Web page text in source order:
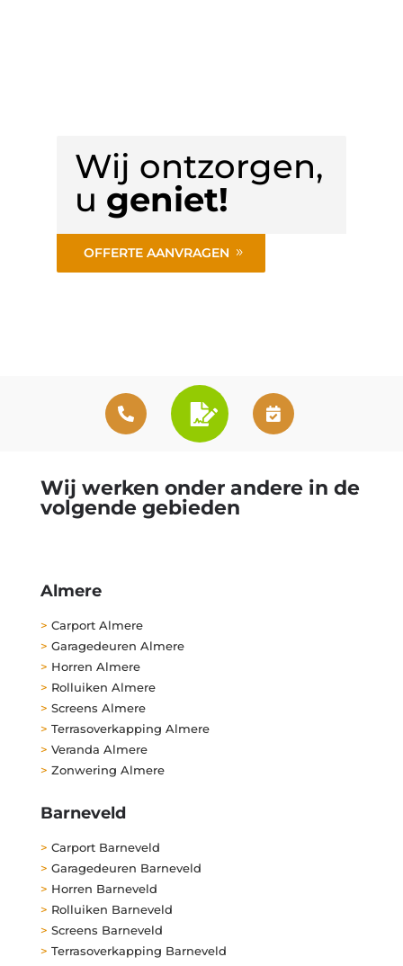
Wij ontzorgen,
u geniet!
OFFERTE AANVRAGEN
Wij werken onder andere in de
volgende gebieden
Almere
> Carport Almere
> Garagedeuren Almere
> Horren Almere
> Rolluiken Almere
> Screens Almere
> Terrasoverkapping Almere
> Veranda Almere
> Zonwering Almere
Barneveld
> Carport Barneveld
> Garagedeuren Barneveld
> Horren Barneveld
> Rolluiken Barneveld
> Screens Barneveld
> Terrasoverkapping Barneveld